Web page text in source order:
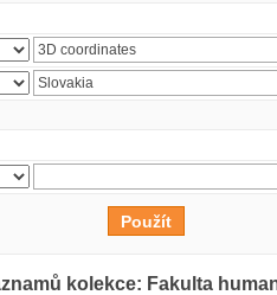
kolekce: Fakulta